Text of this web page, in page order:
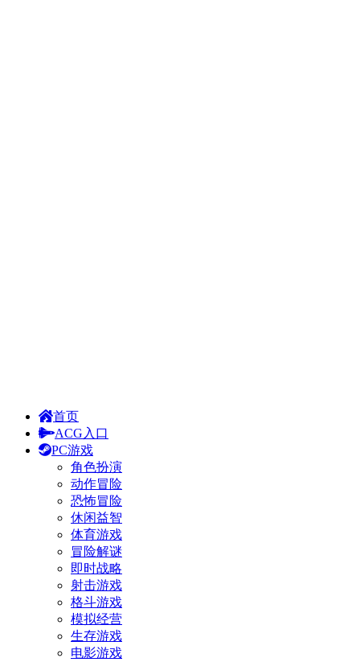
首页
ACG入口
PC游戏
角色扮演
动作冒险
恐怖冒险
休闲益智
体育游戏
冒险解谜
即时战略
射击游戏
格斗游戏
模拟经营
生存游戏
电影游戏